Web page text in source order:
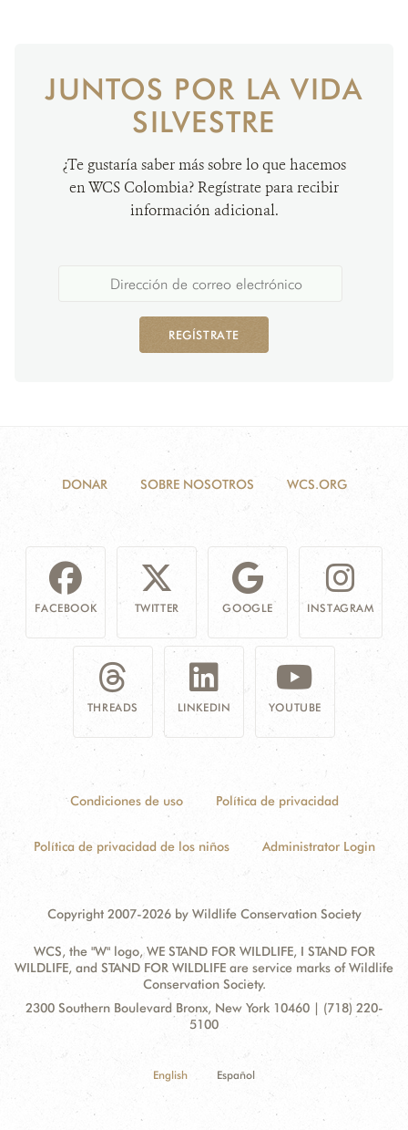
JUNTOS POR LA VIDA
SILVESTRE
¿Te gustaría saber más sobre lo que hacemos
en WCS Colombia? Regístrate para recibir
información adicional.
REGÍSTRATE
DONAR SOBRE NOSOTROS WCS.ORG
FACEBOOK TWITTER GOOGLE INSTAGRAM
THREADS LINKEDIN YOUTUBE
Condiciones de uso Política de privacidad
Política de privacidad de los niños Administrator Login
Copyright 2007-2026 by Wildlife Conservation Society
WCS, the "W" logo, WE STAND FOR WILDLIFE, I STAND FOR
WILDLIFE, and STAND FOR WILDLIFE are service marks of Wildlife
Conservation Society.
Contact
Address:
2300 Southern Boulevard Bronx, New York 10460 | (718) 220-
5100
English Español